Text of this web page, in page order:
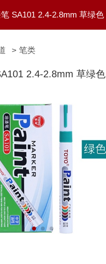
SA101 2.4-2.8mm 草绿色
> 笔类
2.4-2.8mm 草绿色